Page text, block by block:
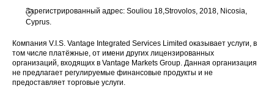
Зарегистрированный адрес: Souliou 18,Strovolos, 2018, Nicosia,
Cyprus.
Компания V.I.S. Vantage Integrated Services Limited оказывает услуги, в
том числе платёжные, от имени других лицензированных
организаций, входящих в Vantage Markets Group. Данная организация
не предлагает регулируемые финансовые продукты и не
предоставляет торговые услуги.